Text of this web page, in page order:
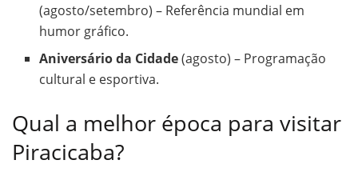
(agosto/setembro) – Referência mundial em
humor gráfico.
Aniversário da Cidade(agosto) – Programação
cultural e esportiva.
Qual a melhor época para visitar
Piracicaba?